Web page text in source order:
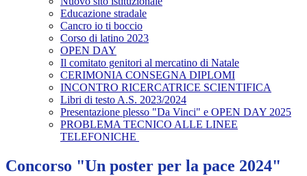
Educazione stradale
Cancro io ti boccio
Corso di latino 2023
OPEN DAY
Il comitato genitori al mercatino di Natale
CERIMONIA CONSEGNA DIPLOMI
INCONTRO RICERCATRICE SCIENTIFICA
Libri di testo A.S. 2023/2024
Presentazione plesso "Da Vinci" e OPEN DAY 2025
PROBLEMA TECNICO ALLE LINEE
TELEFONICHE
Concorso "Un poster per la pace 2024"